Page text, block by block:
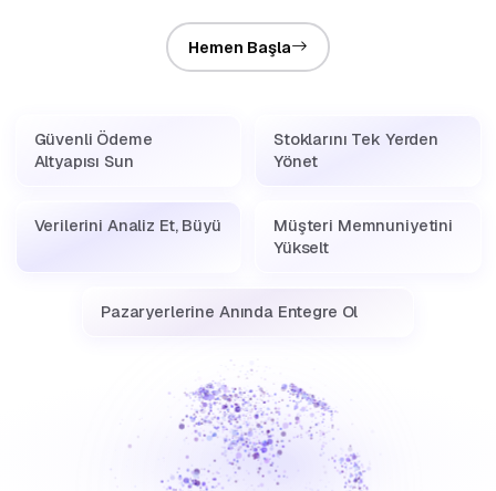
Hemen Başla
Güvenli Ödeme
Altyapısı Sun
Stoklarını Tek Yerden
Yönet
Verilerini Analiz Et, Büyü
Müşteri Memnuniyetini
Yükselt
Pazaryerlerine Anında Entegre Ol